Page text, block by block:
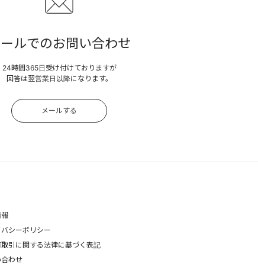
ルでのお問い合わせ
24時間365日受け付けておりますが
回答は翌営業日以降になります。
メールする
シーポリシー
引に関する法律に基づく表記
わせ